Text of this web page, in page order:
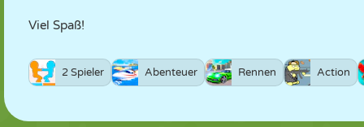
Viel Spaß!
2 Spieler Abenteuer Rennen Action